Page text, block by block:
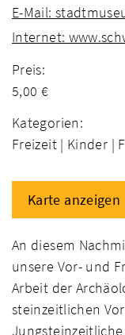
E-Mail:
Internet:
Preis:
5,00 €
Kategorien:
Freizeit | Kinder |
Karte anzeigen
An diesem
unsere Vor- und
Arbeit der
steinzeitlichen